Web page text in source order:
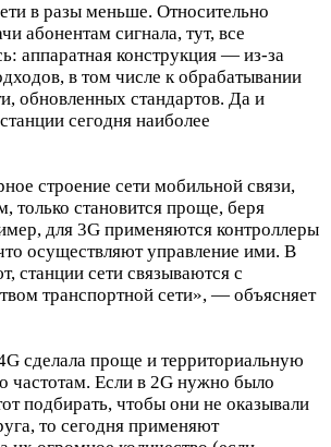
в разы меньше. Относительно
абонентам сигнала, тут, все
аппаратная конструкция — из-за
в том числе к обрабатывании
обновленных стандартов. Да и
сегодня наиболее
строение сети мобильной связи,
только становится проще, беря
для 3G применяются контроллеры
осуществляют управление ими. В
станции сети связываются с
транспортной сети», — объясняет
сделала проще и территориальную
частотам. Если в 2G нужно было
подбирать, чтобы они не оказывали
то сегодня применяют